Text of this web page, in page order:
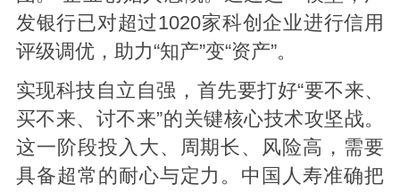
发银行已对超过1020家科创企业进行信用
评级调优，助力“知产”变“资产”。
实现科技自立自强，首先要打好“要不来、
买不来、讨不来”的关键核心技术攻坚战。
这一阶段投入大、周期长、风险高，需要
具备超常的耐心与定力。中国人寿准确把